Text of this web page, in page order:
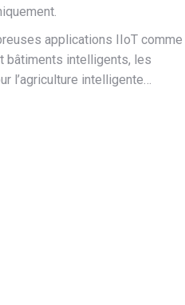
applications IIoT comme
bâtiments intelligents, les
l’agriculture intelligente…